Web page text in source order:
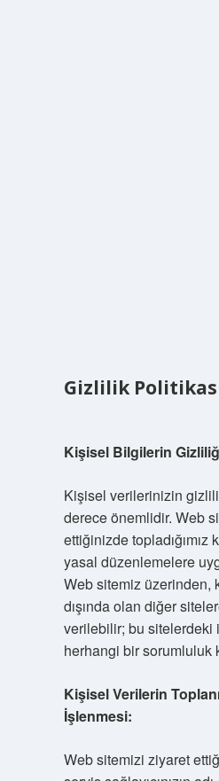
Gizlilik
Kişisel Bilgilerin
Kişisel verilerinizin
derece önemlidir. Web
ettiğinizde topladığımız
yasal düzenlemelere
Web sitemiz üzerinden,
dışında olan diğer
verilebilir; bu sitelerdeki
herhangi bir sorumluluk
Kişisel Verilerin
İşlenmesi:
Web sitemizi ziyaret